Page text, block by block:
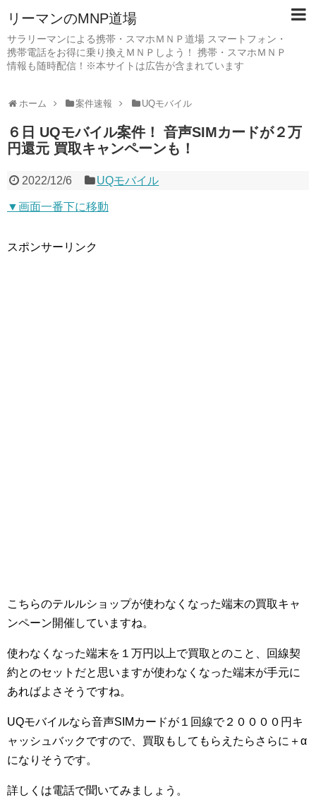
リーマンのMNP道場
サラリーマンによる携帯・スマホＭＮＰ道場 スマートフォン・
携帯電話をお得に乗り換えＭＮＰしよう！ 携帯・スマホＭＮＰ
情報も随時配信！※本サイトは広告が含まれています
ホーム 案件速報 UQモバイル
６日 UQモバイル案件！ 音声SIMカードが２万
円還元 買取キャンペーンも！
2022/12/6 UQモバイル
▼画面一番下に移動
スポンサーリンク
こちらのテルルショップが使わなくなった端末の買取キャ
ンペーン開催していますね。
使わなくなった端末を１万円以上で買取とのこと、回線契
約とのセットだと思いますが使わなくなった端末が手元に
あればよさそうですね。
UQモバイルなら音声SIMカードが１回線で２００００円キ
ャッシュバックですので、買取もしてもらえたらさらに＋α
になりそうです。
詳しくは電話で聞いてみましょう。